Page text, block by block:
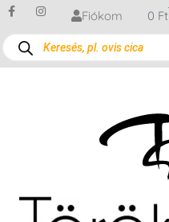
Fiókom 0 Ft